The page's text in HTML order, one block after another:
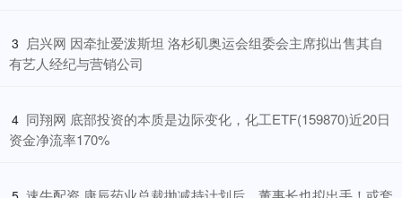
3 ​启兴网 因牵扯爱泼斯坦 洛杉矶奥运会组委会主席拟出售其自
有艺人经纪与营销公司
4 ​同翔网 底部投资的本质是边际变化，化工ETF(159870)近20日
资金净流率170%